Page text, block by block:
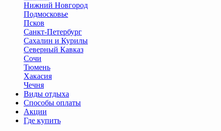
Нижний Новгород
Подмосковье
Псков
Санкт-Петербург
Сахалин и Курилы
Северный Кавказ
Сочи
Тюмень
Хакасия
Чечня
Виды отдыха
Способы оплаты
Акции
Где купить